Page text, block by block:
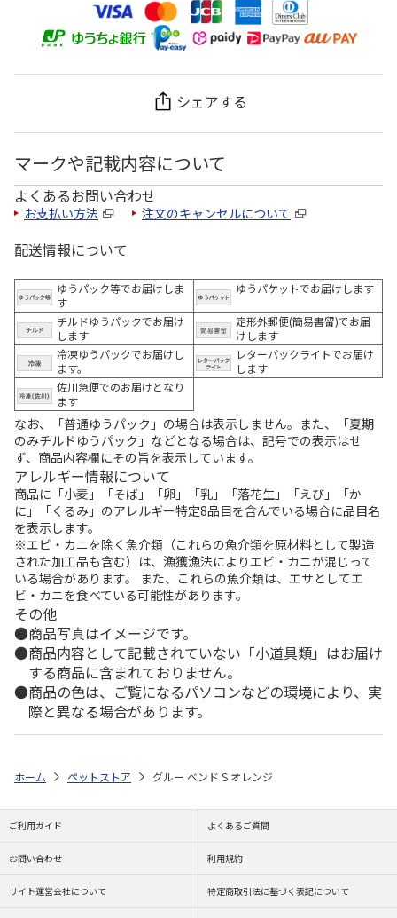
シェアする
マークや記載内容について
よくあるお問い合わせ
お支払い方法 注文のキャンセルについて
配送情報について
ゆうパック等でお届けしま
す
ゆうパケットでお届けします
チルドゆうパックでお届け
します
定形外郵便(簡易書留)でお届
けします
冷凍ゆうパックでお届けし
ます。
レターパックライトでお届け
します
佐川急便でのお届けとなり
ます
なお、「普通ゆうパック」の場合は表示しません。また、「夏期
のみチルドゆうパック」などとなる場合は、記号での表示はせ
ず、商品内容欄にその旨を表示しています。
アレルギー情報について
商品に「小麦」「そば」「卵」「乳」「落花生」「えび」「か
に」「くるみ」のアレルギー特定8品目を含んでいる場合に品目名
を表示します。
※エビ・カニを除く魚介類（これらの魚介類を原材料として製造
された加工品も含む）は、漁獲漁法によりエビ・カニが混じって
いる場合があります。 また、これらの魚介類は、エサとしてエ
ビ・カニを食べている可能性があります。
その他
商品写真はイメージです。
商品内容として記載されていない「小道具類」はお届け
する商品に含まれておりません。
商品の色は、ご覧になるパソコンなどの環境により、実
際と異なる場合があります。
ホーム ペットストア グルー ベンド S オレンジ
ご利用ガイド よくあるご質問
お問い合わせ 利用規約
サイト運営会社について 特定商取引法に基づく表記について